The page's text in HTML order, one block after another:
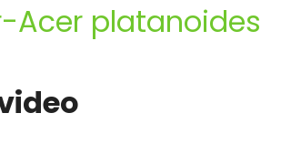
Acer platanoides